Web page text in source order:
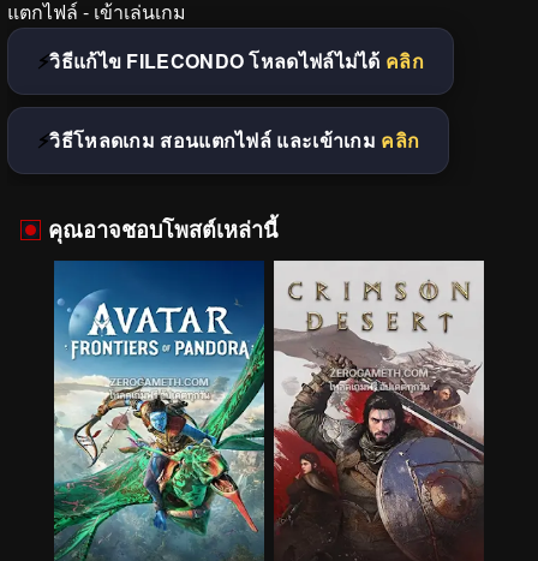
แตกไฟล์ - เข้าเล่นเกม
วิธีแก้ไข FILECONDO โหลดไฟล์ไม่ได้ คลิก
วิธีโหลดเกม สอนแตกไฟล์ และเข้าเกม คลิก
คุณอาจชอบโพสต์เหล่านี้